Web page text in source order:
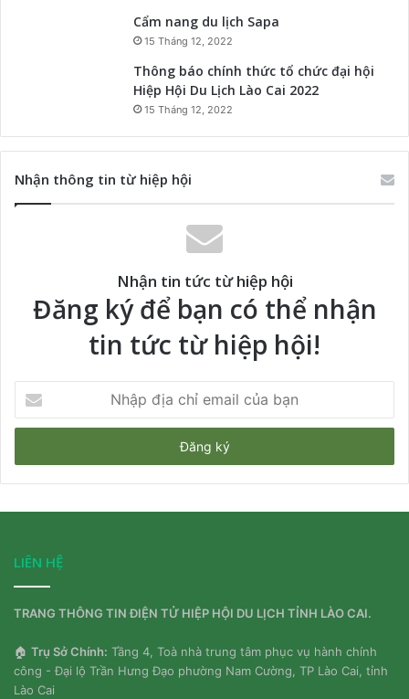
Cẩm nang du lịch Sapa
15 Tháng 12, 2022
Thông báo chính thức tổ chức đại hội
Hiệp Hội Du Lịch Lào Cai 2022
15 Tháng 12, 2022
Nhận thông tin từ hiệp hội
Nhận tin tức từ hiệp hội
Đăng ký để bạn có thể nhận
tin tức từ hiệp hội!
địa
chỉ
của
bạn
LIÊN HỆ
TRANG THÔNG TIN ĐIỆN TỬ HIỆP HỘI DU LỊCH TỈNH LÀO CAI.
🏠 Trụ Sở Chính: Tầng 4, Toà nhà trung tâm phục vụ hành chính
công - Đại lộ Trần Hưng Đạo phường Nam Cường, TP Lào Cai, tỉnh
Lào Cai